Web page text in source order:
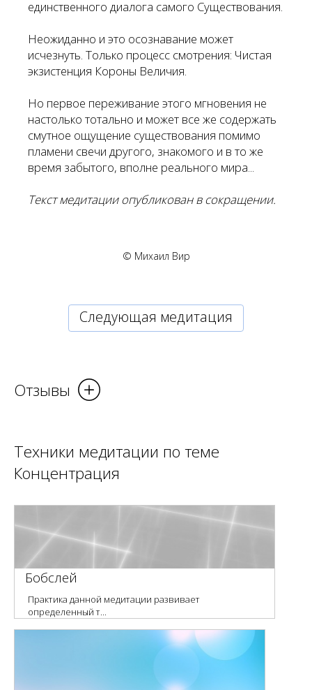
единственного диалога самого Существования.
Неожиданно и это осознавание может
исчезнуть. Только процесс смотрения: Чистая
экзистенция Короны Величия.
Но первое переживание этого мгновения не
настолько тотально и может все же содержать
смутное ощущение существования помимо
пламени свечи другого, знакомого и в то же
время забытого, вполне реального мира...
Текст медитации опубликован в сокращении.
© Михаил Вир
Cледующая медитация
Отзывы
Техники медитации по теме
Концентрация
Бобслей
Практика данной медитации развивает
определенный т...